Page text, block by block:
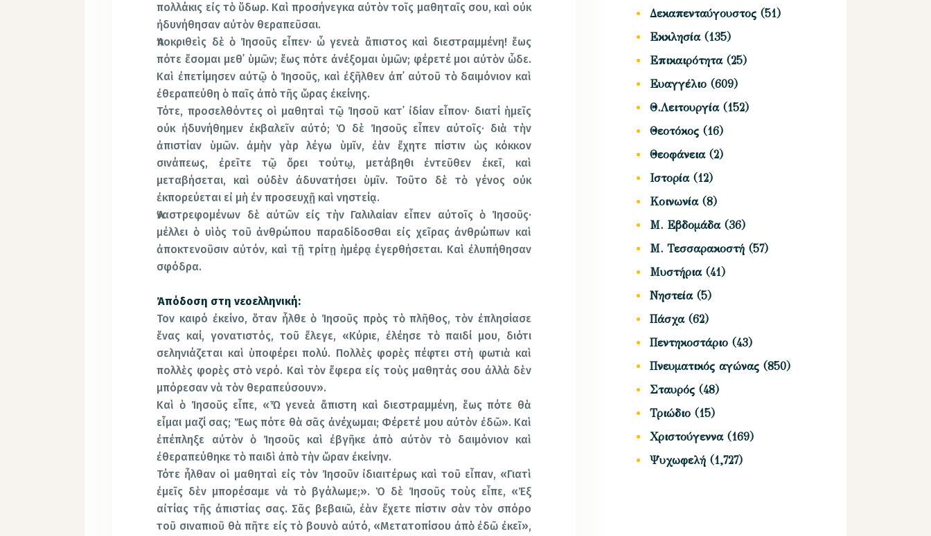
πολλάκις εἰς τὸ ὕδωρ. Καὶ προσήνεγκα αὐτὸν τοῖς μαθηταῖς σου, καὶ οὐκ
ἠδυνήθησαν αὐτὸν θεραπεῦσαι.
Ἀποκριθεὶς δὲ ὁ Ἰησοῦς εἶπεν· ὦ γενεὰ ἄπιστος καὶ διεστραμμένη! ἕως
πότε ἔσομαι μεθ᾿ ὑμῶν; ἕως πότε ἀνέξομαι ὑμῶν; φέρετέ μοι αὐτὸν ὧδε.
Καὶ ἐπετίμησεν αὐτῷ ὁ Ἰησοῦς, καὶ ἐξῆλθεν ἀπ᾿ αὐτοῦ τὸ δαιμόνιον καὶ
ἐθεραπεύθη ὁ παῖς ἀπὸ τῆς ὥρας ἐκείνης.
Τότε, προσελθόντες οἱ μαθηταὶ τῷ Ἰησοῦ κατ᾿ ἰδίαν εἶπον· διατί ἡμεῖς
οὐκ ἠδυνήθημεν ἐκβαλεῖν αὐτό; Ὁ δὲ Ἰησοῦς εἶπεν αὐτοῖς· διὰ τὴν
ἀπιστίαν ὑμῶν. ἀμὴν γὰρ λέγω ὑμῖν, ἐὰν ἔχητε πίστιν ὡς κόκκον
σινάπεως, ἐρεῖτε τῷ ὄρει τούτῳ, μετάβηθι ἐντεῦθεν ἐκεῖ, καὶ
μεταβήσεται, καὶ οὐδὲν ἀδυνατήσει ὑμῖν. Τοῦτο δὲ τὸ γένος οὐκ
ἐκπορεύεται εἰ μὴ ἐν προσευχῇ καὶ νηστείᾳ.
Ἀναστρεφομένων δὲ αὐτῶν εἰς τὴν Γαλιλαίαν εἶπεν αὐτοῖς ὁ Ἰησοῦς·
μέλλει ὁ υἱὸς τοῦ ἀνθρώπου παραδίδοσθαι εἰς χεῖρας ἀνθρώπων καὶ
ἀποκτενοῦσιν αὐτόν, καὶ τῇ τρίτῃ ἡμέρᾳ ἐγερθήσεται. Καὶ ἐλυπήθησαν
σφόδρα.
Ἀπόδοση στη νεοελληνική:
Τον καιρό ἐκείνο, ὅταν ἦλθε ὁ Ἰησοῦς πρὸς τὸ πλῆθος, τὸν ἐπλησίασε
ἕνας καί, γονατιστός, τοῦ ἔλεγε, «Κύριε, ἐλέησε τὸ παιδί μου, διότι
σεληνιάζεται καὶ ὑποφέρει πολύ. Πολλὲς φορὲς πέφτει στὴ φωτιὰ καὶ
πολλὲς φορὲς στὸ νερό. Καὶ τὸν ἔφερα εἰς τοὺς μαθητάς σου ἀλλὰ δὲν
μπόρεσαν νὰ τὸν θεραπεύσουν».
Καὶ ὁ Ἰησοῦς εἶπε, «Ὦ γενεὰ ἄπιστη καὶ διεστραμμένη, ἕως πότε θὰ
εἶμαι μαζί σας; Ἕως πότε θὰ σᾶς ἀνέχωμαι; Φέρετέ μου αὐτὸν ἐδῶ». Καὶ
ἐπέπληξε αὐτὸν ὁ Ἰησοῦς καὶ ἐβγῆκε ἀπὸ αὐτὸν τὸ δαιμόνιον καὶ
ἐθεραπεύθηκε τὸ παιδὶ ἀπὸ τὴν ὥραν ἐκείνην.
Τότε ἦλθαν οἱ μαθηταὶ εἰς τὸν Ἰησοῦν ἰδιαιτέρως καὶ τοῦ εἶπαν, «Γιατὶ
ἐμεῖς δὲν μπορέσαμε νὰ τὸ βγάλωμε;». Ὁ δὲ Ἰησοῦς τοὺς εἶπε, «Ἐξ
αἰτίας τῆς ἀπιστίας σας. Σᾶς βεβαιῶ, ἐὰν ἔχετε πίστιν σὰν τὸν σπόρο
τοῦ σιναπιοῦ θὰ πῆτε εἰς τὸ βουνὸ αὐτό, «Μετατοπίσου ἀπὸ ἐδῶ ἐκεῖ»,
Δεκαπενταύγουστος (51)
Εκκλησία(135)
Επικαιρότητα(25)
Ευαγγέλιο (609)
Θ.Λειτουργία(152)
Θεοτόκος (16)
Θεοφάνεια(2)
Ιστορία(12)
Κοινωνία(8)
Μ. Εβδομάδα(36)
Μ. Τεσσαρακοστή (57)
Μυστήρια(41)
Νηστεία(5)
Πάσχα(62)
Πεντηκοστάριο (43)
Πνευματικός αγώνας (850)
Σταυρός (48)
Τριώδιο (15)
Χριστούγεννα(169)
Ψυχωφελή (1,727)